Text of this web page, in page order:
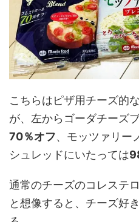
こちらはピザ用チーズ的
が、左からゴーダチーズ
70％オフ、モッツァリー
シュレッドにいたっては
通常のチーズのコレステ
と想像すると、チーズ好